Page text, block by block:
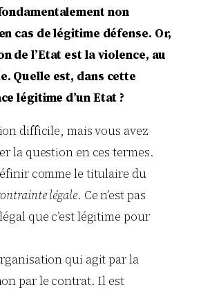
non
cas de légitime défense. Or,
de l’Etat est la violence, au
Quelle est, dans cette
légitime d’un Etat ?
difficile, mais vous avez
la question en ces termes.
comme le titulaire du
légale. Ce n’est pas
que c’est légitime pour
qui agit par la
par le contrat. Il est